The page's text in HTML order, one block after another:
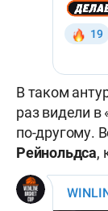
В таком
раз видели в
по-другому.
Рейнольдса,